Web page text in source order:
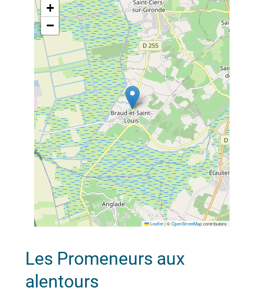
+
−
Leaflet |©OpenStreetMapcontributors
Les Promeneurs aux
alentours